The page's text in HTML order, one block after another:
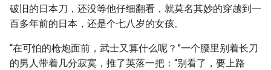
破旧的日本刀，还没等他仔细翻看，就莫名其妙的穿越到一
百多年前的日本，还是个七八岁的女孩。
“在可怕的枪炮面前，武士又算什么呢？”一个腰里别着长刀
的男人带着几分寂寞，推了英落一把：“别看了，要上路